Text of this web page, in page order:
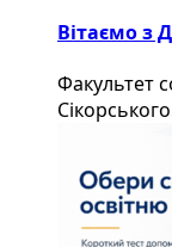
Вітаємо з
Факультет